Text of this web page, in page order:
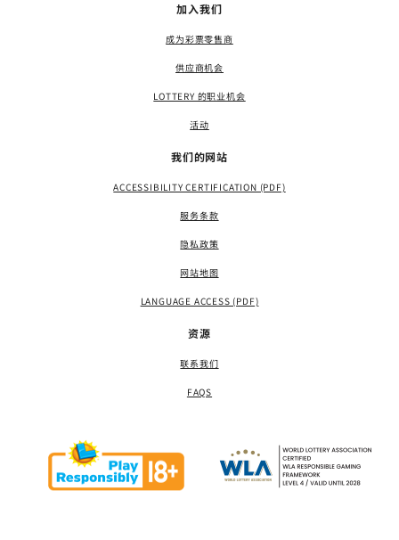
加入我们
成为彩票零售商
供应商机会
LOTTERY 的职业机会
活动
我们的网站
ACCESSIBILITY CERTIFICATION (PDF)
服务条款
隐私政策
网站地图
LANGUAGE ACCESS (PDF)
资源
联系我们
FAQS